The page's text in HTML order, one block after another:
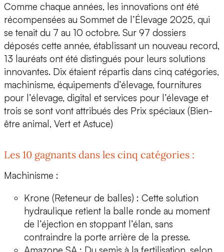
Comme chaque années, les innovations ont été
récompensées au Sommet de l’Élevage 2025, qui
se tenait du 7 au 10 octobre. Sur 97 dossiers
déposés cette année, établissant un nouveau record,
13 lauréats ont été distingués pour leurs solutions
innovantes. Dix étaient répartis dans cinq catégories,
machinisme, équipements d’élevage, fournitures
pour l’élevage, digital et services pour l’élevage et
trois se sont vont attribués des Prix spéciaux (Bien-
être animal, Vert et Astuce)
Les 10 gagnants dans les cinq catégories :
Machinisme :
Krone (Reteneur de balles) : Cette solution
hydraulique retient la balle ronde au moment
de l’éjection en stoppant l’élan, sans
contraindre la porte arrière de la presse.